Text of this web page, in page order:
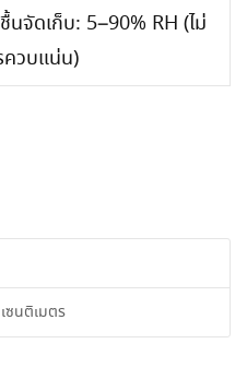
นจัดเก็บ: 5–90% RH (ไม่
ควบแน่น)
ซนติเมตร